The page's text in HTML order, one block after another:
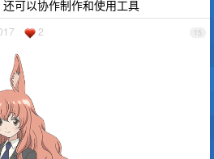
可以协作制作和使用工具
15
2